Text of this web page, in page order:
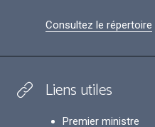
Consultez le répertoire
Liens utiles
Premier ministre